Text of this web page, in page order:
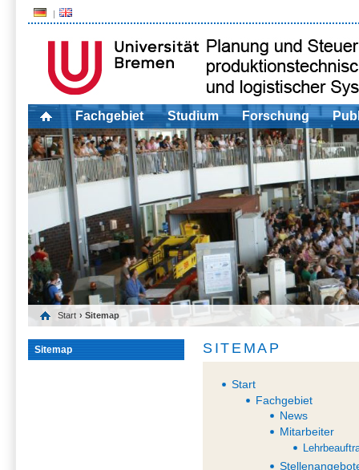
Fachgebiet Studium Forschung
Start › Sitemap
Sitemap SITEMAP
Start
Fachgebiet
News
Mitarbeiter